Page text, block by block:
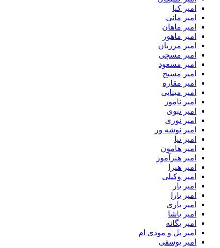
امیر کیا
امیر مانی
امیر ماهان
امیر ماهور
امیر مرزبان
امیر مسچی
امیر مسعود
امیر مسیح
امیر مقاره
امیر مینایی
امیر نامور
امیر نبوی
امیر نوری
امیر نوشه ور
امیر نیا
امیر هامون
امیر هنرآموز
امیر هیرا
امیر وکیلی
امیر یار
امیر یارا
امیر یاری
امیر یاشا
امیر یگانه
امیر یل و مودی ام
امیر یوسفی